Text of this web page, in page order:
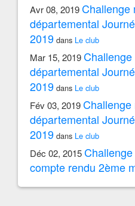
Avr 08, 2019Challenge
départemental
2019 dans Le club
Mar 15, 2019
départemental
2019 dans Le club
Fév 03, 2019
départemental
2019 dans Le club
Déc 02, 2015
compte rendu 2ème